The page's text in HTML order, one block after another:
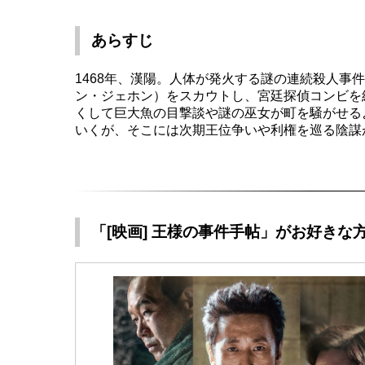
あらすじ
1468年、漢陽。人体が発火する謎の連続殺人事
ン・ジェホン）をスカウトし、宮廷探偵コンビ
くして巨大魚の目撃談や謎の巫女が町を騒がせ
いくが、そこには次期王位争いや利権を巡る陰
「[映画] 王様の事件手帖」がお好きな